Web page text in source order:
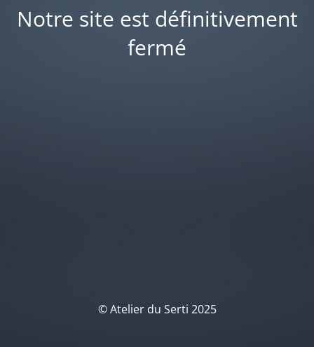
Notre site est définitivement
fermé
© Atelier du Serti 2025